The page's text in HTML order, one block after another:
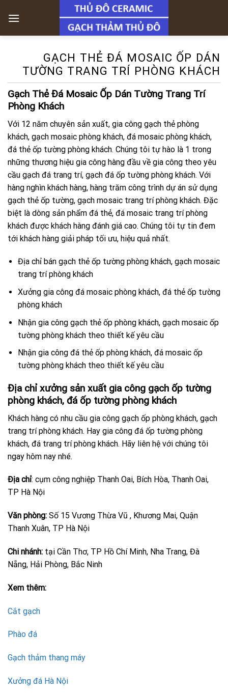
GẠCH THẺ ĐÁ MOSAIC ỐP DÁN
TƯỜNG TRANG TRÍ PHÒNG KHÁCH
Gạch Thẻ Đá Mosaic Ốp Dán Tường Trang Trí
Phòng Khách
Với 12 năm chuyên sản xuất, gia công gạch thẻ phòng
khách, gạch mosaic phòng khách, đá mosaic phòng khách,
đá thẻ ốp tường phòng khách. Chúng tôi tự hào là 1 trong
những thương hiệu gia công hàng đầu về gia công theo yêu
cầu gạch đá trang trí, gạch đá ốp tường phòng khách. Với
hàng nghìn khách hàng, hàng trăm công trình dự án sử dụng
gạch thẻ ốp tường, gạch mosaic trang trí phòng khách. Đặc
biệt là dòng sản phẩm đá thẻ, đá mosaic trang trí phòng
khách được khách hàng đánh giá cao. Chúng tôi tự tin đem
tới khách hàng giải pháp tối ưu, hiệu quả nhất.
Địa chỉ bán gạch thẻ ốp tường phòng khách, gạch mosaic
trang trí phòng khách
Xưởng gia công đá mosaic phòng khách, đá thẻ ốp tường
phòng khách
Nhận gia công gạch thẻ ốp phòng khách, gạch mosaic ốp
tường phòng khách theo thiết kế yêu cầu
Nhận gia công đá thẻ ốp phòng khách, đá mosaic ốp
tường phòng khách theo thiết kế yêu cầu
Địa chỉ xưởng sản xuất gia công gạch ốp tường
phòng khách, đá ốp tường phòng khách
Khách hàng có nhu cầu gia công gạch ốp phòng khách, gạch
trang trí phòng khách. Hay gia công đá ốp tường phòng
khách, đá trang trí phòng khách. Hãy liên hệ với chúng tôi
ngay hôm nay nhé.
Địa chỉ: cụm công nghiệp Thanh Oai, Bích Hòa, Thanh Oai,
TP Hà Nội
Văn phòng: Số 15 Vương Thừa Vũ , Khương Mai, Quận
Thanh Xuân, TP Hà Nội
Chi nhánh: tại Cần Thơ, TP Hồ Chí Minh, Nha Trang, Đà
Nẵng, Hải Phòng, Bắc Ninh
Xem thêm:
Cắt gạch
Phào đá
Gạch thảm thang máy
Xưởng đá Hà Nội